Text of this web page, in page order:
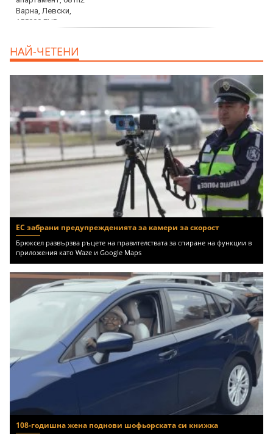
НАЙ-ЧЕТЕНИ
ЕС забрани предупрежденията за камери за скорост
Брюксел развързва ръцете на правителствата за спиране на функции в
приложения като Waze и Google Maps
108-годишна жена поднови шофьорската си книжка